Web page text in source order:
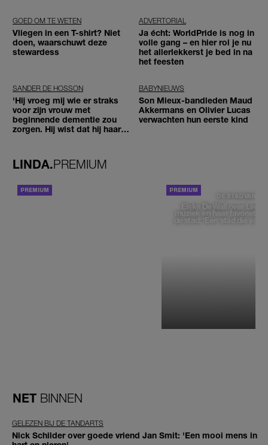
GOED OM TE WETEN
Vliegen in een T-shirt? Niet
doen, waarschuwt deze
stewardess
ADVERTORIAL
Ja écht: WorldPride is nog in
volle gang – en hier rol je nu
het allerlekkerst je bed in na
het feesten
SANDER DE HOSSON
'Hij vroeg mij wie er straks
voor zijn vrouw met
beginnende dementie zou
zorgen. Hij wist dat hij haar
BABYNIEUWS
Son Mieux-bandleden Maud
Akkermans en Olivier Lucas
verwachten hun eerste kind
LINDA.PREMIUM
DE STAD VAN
Elske DeWall over
muziek en haar favoriete
de stad: 'Een stad die
NET BINNEN
GELEZEN BIJ DE TANDARTS
Nick Schilder over goede vriend Jan Smit: 'Een mooi mens in